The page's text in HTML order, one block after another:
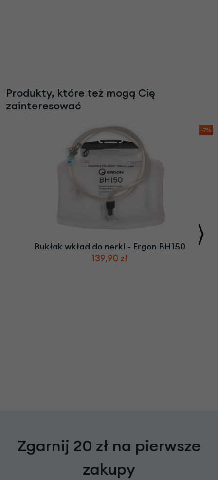
Produkty, które też mogą Cię
zainteresować
-7%
Bukłak wkład do nerki - Ergon BH150
139,90 zł
Zgarnij 20 zł na pierwsze
zakupy